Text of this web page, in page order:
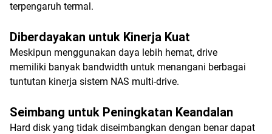
terpengaruh termal.
Diberdayakan untuk Kinerja Kuat
Meskipun menggunakan daya lebih hemat, drive
memiliki banyak bandwidth untuk menangani berbagai
tuntutan kinerja sistem NAS multi-drive.
Seimbang untuk Peningkatan Keandalan
Hard disk yang tidak diseimbangkan dengan benar dapat